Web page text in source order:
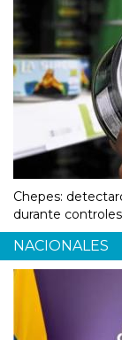
Chepes:
durante
NACIONALES